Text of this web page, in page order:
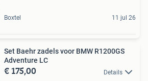
Boxtel 11 jul 26
Set Baehr zadels voor BMW R1200GS
Adventure LC
€ 175,00 Details